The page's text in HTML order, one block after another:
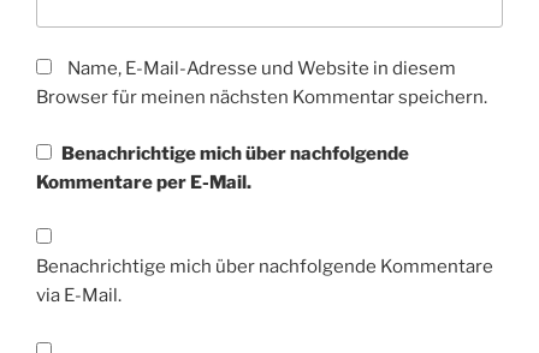
Name, E-Mail-Adresse und Website in diesem
Browser für meinen nächsten Kommentar speichern.
Benachrichtige mich über nachfolgende
Kommentare per E-Mail.
Benachrichtige mich über nachfolgende Kommentare
via E-Mail.